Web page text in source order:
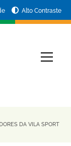
Alto Contraste
DA VILA SPORT